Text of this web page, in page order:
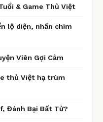
& Game Thủ Việt
lộ diện, nhấn chìm
Viên Gợi Cảm
thủ Việt hạ trùm
Đánh Bại Bất Tử?